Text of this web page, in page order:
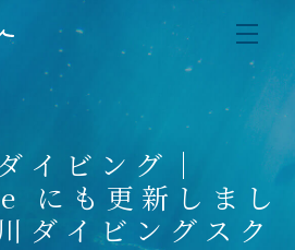
イビング｜
にも更新しまし
ダイビングスク